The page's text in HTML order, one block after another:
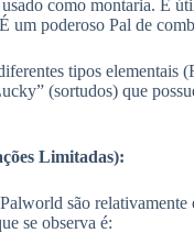
como montaria. É
um poderoso Pal de
tipos
(sortudos) que
Limitadas):
são
se observa é: